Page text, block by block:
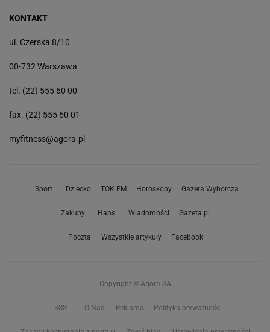
KONTAKT
ul. Czerska 8/10
00-732 Warszawa
tel. (22) 555 60 00
fax. (22) 555 60 01
myfitness@agora.pl
Sport Dziecko TOK FM Horoskopy Gazeta Wyborcza
Zakupy Haps Wiadomości Gazeta.pl
Poczta Wszystkie artykuły Facebook
Copyright © Agora SA
RSS O Nas Reklama Polityka prywatności